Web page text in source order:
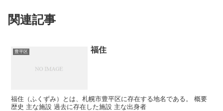
関連記事
豊平区 福住
福住（ふくずみ）とは、札幌市豊平区に存在する地名である。 概要
歴史 主な施設 過去に存在した施設 主な出身者